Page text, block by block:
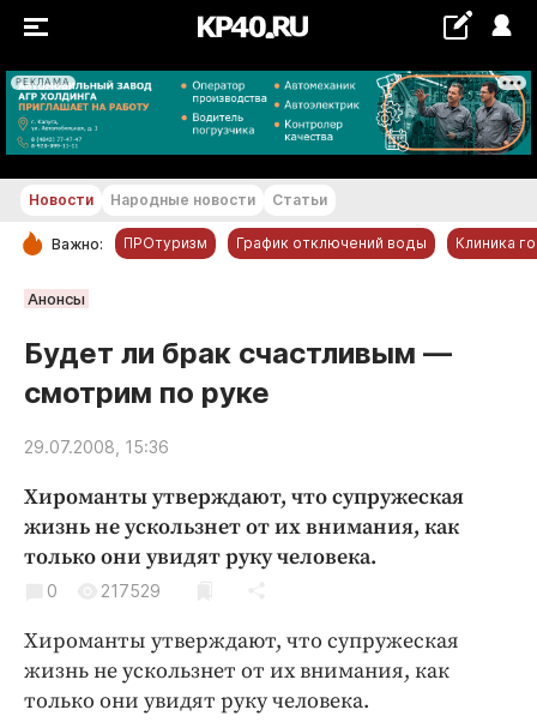
РЕКЛАМА
+17...+18 °С
РУБРИКИ
Новости компаний
Статьи
Народные новости
Благоустройство
Криминал
Культура
Образование
Общество
Новости Народные новости Статьи
Важно: ПРОтуризм График отключений воды Клиника
Анонсы
Будет ли брак счастливым —
смотрим по руке
29.07.2008, 15:36
Хироманты утверждают, что супружеская
жизнь не ускользнет от их внимания, как
только они увидят руку человека.
0 217529
Хироманты утверждают, что супружеская
жизнь не ускользнет от их внимания, как
только они увидят руку человека.